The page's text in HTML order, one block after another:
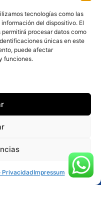
tecnologías como las
del dispositivo. El
procesar datos como
únicas en este
puede afectar
funciones.
PrivacidadImpressum
sûr et amusant pour